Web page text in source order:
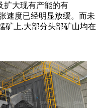
扩大现有产能的有
速度已经明显放缓。而未
矿上,大部分头部矿山均在